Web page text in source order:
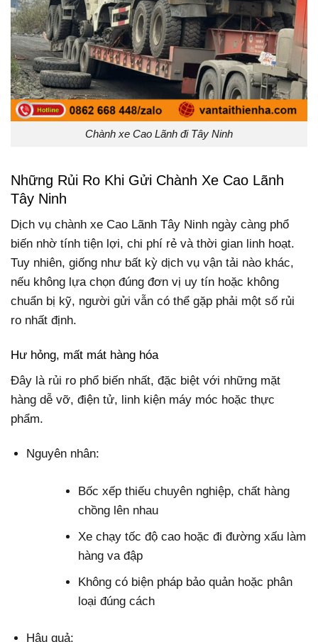
Chành xe Cao Lãnh đi Tây Ninh
Những Rủi Ro Khi Gửi Chành Xe Cao Lãnh
Tây Ninh
Dịch vụ chành xe Cao Lãnh Tây Ninh ngày càng phổ
biến nhờ tính tiện lợi, chi phí rẻ và thời gian linh hoạt.
Tuy nhiên, giống như bất kỳ dịch vụ vận tải nào khác,
nếu không lựa chọn đúng đơn vị uy tín hoặc không
chuẩn bị kỹ, người gửi vẫn có thể gặp phải một số rủi
ro nhất định.
Hư hỏng, mất mát hàng hóa
Đây là rủi ro phổ biến nhất, đặc biệt với những mặt
hàng dễ vỡ, điện tử, linh kiện máy móc hoặc thực
phẩm.
Nguyên nhân:
Bốc xếp thiếu chuyên nghiệp, chất hàng
chồng lên nhau
Xe chạy tốc độ cao hoặc đi đường xấu làm
hàng va đập
Không có biện pháp bảo quản hoặc phân
loại đúng cách
Hậu quả: